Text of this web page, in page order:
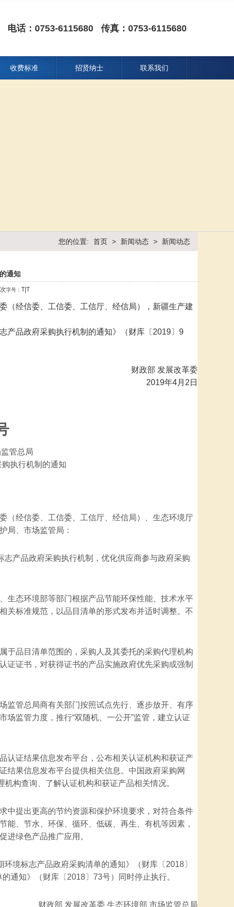
电话：0753-6115680 传真：0753-6115680
收费标准 招贤纳士 联系我们
您的位置: 首页 > 新闻动态 > 新闻动态
通知
字号： T| T
（经信委、工信委、工信厅、经信局），新疆生产建
产品政府采购执行机制的通知》（财库〔2019〕9
财政部 发展改革委
2019年4月2日
管总局
执行机制的通知
（经信委、工信委、工信厅、经信局）、生态环境厅
局、市场监管局：
志产品政府采购执行机制，优化供应商参与政府采购
生态环境部等部门根据产品节能环保性能、技术水平
关标准规范，以品目清单的形式发布并适时调整。不
于品目清单范围的，采购人及其委托的采购代理机构
证证书，对获得证书的产品实施政府优先采购或强制
监管总局商有关部门按照试点先行、逐步放开、有序
监管力度，推行“双随机、一公开”监管，建立认证
认证结果信息发布平台，公布相关认证机构和获证产
结果信息发布平台提供相关信息。中国政府采购网
构查询、了解认证机构和获证产品相关情况。
中提出更高的节约资源和保护环境要求，对符合条件
、节水、环保、循环、低碳、再生、有机等因素，
进绿色产品推广应用。
境标志产品政府采购清单的通知》（财库〔2018〕
通知》（财库〔2018〕73号）同时停止执行。
财政部 发展改革委 生态环境部 市场监管总局